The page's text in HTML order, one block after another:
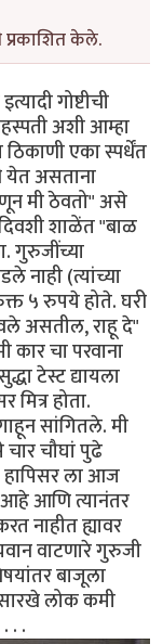
प्रकाशित केले.
गोष्टीची
अशी आम्हा
एका स्पर्धेंत
येत असताना
मी ठेवतो" असे
शाळेंत "बाळ
गुरुजींच्या
नाही (त्यांच्या
५ रुपये होते. घरी
असतील, राहू दे"
कार चा परवाना
टेस्ट द्यायला
होता.
सांगितले. मी
चौघां पुढे
हापिसर ला आज
आहे आणि त्यानंतर
नाहीत ह्यावर
वाटणारे गुरुजी
बाजूला
सारखे लोक कमी
. .